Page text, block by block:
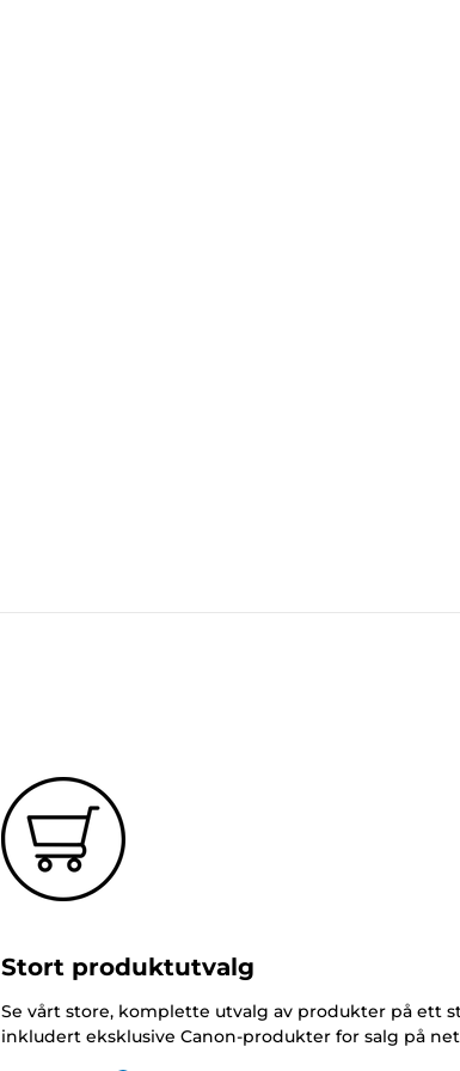
Stort produktutvalg
Se vårt store, komplette utvalg av produkter på ett
inkludert eksklusive Canon-produkter for salg på